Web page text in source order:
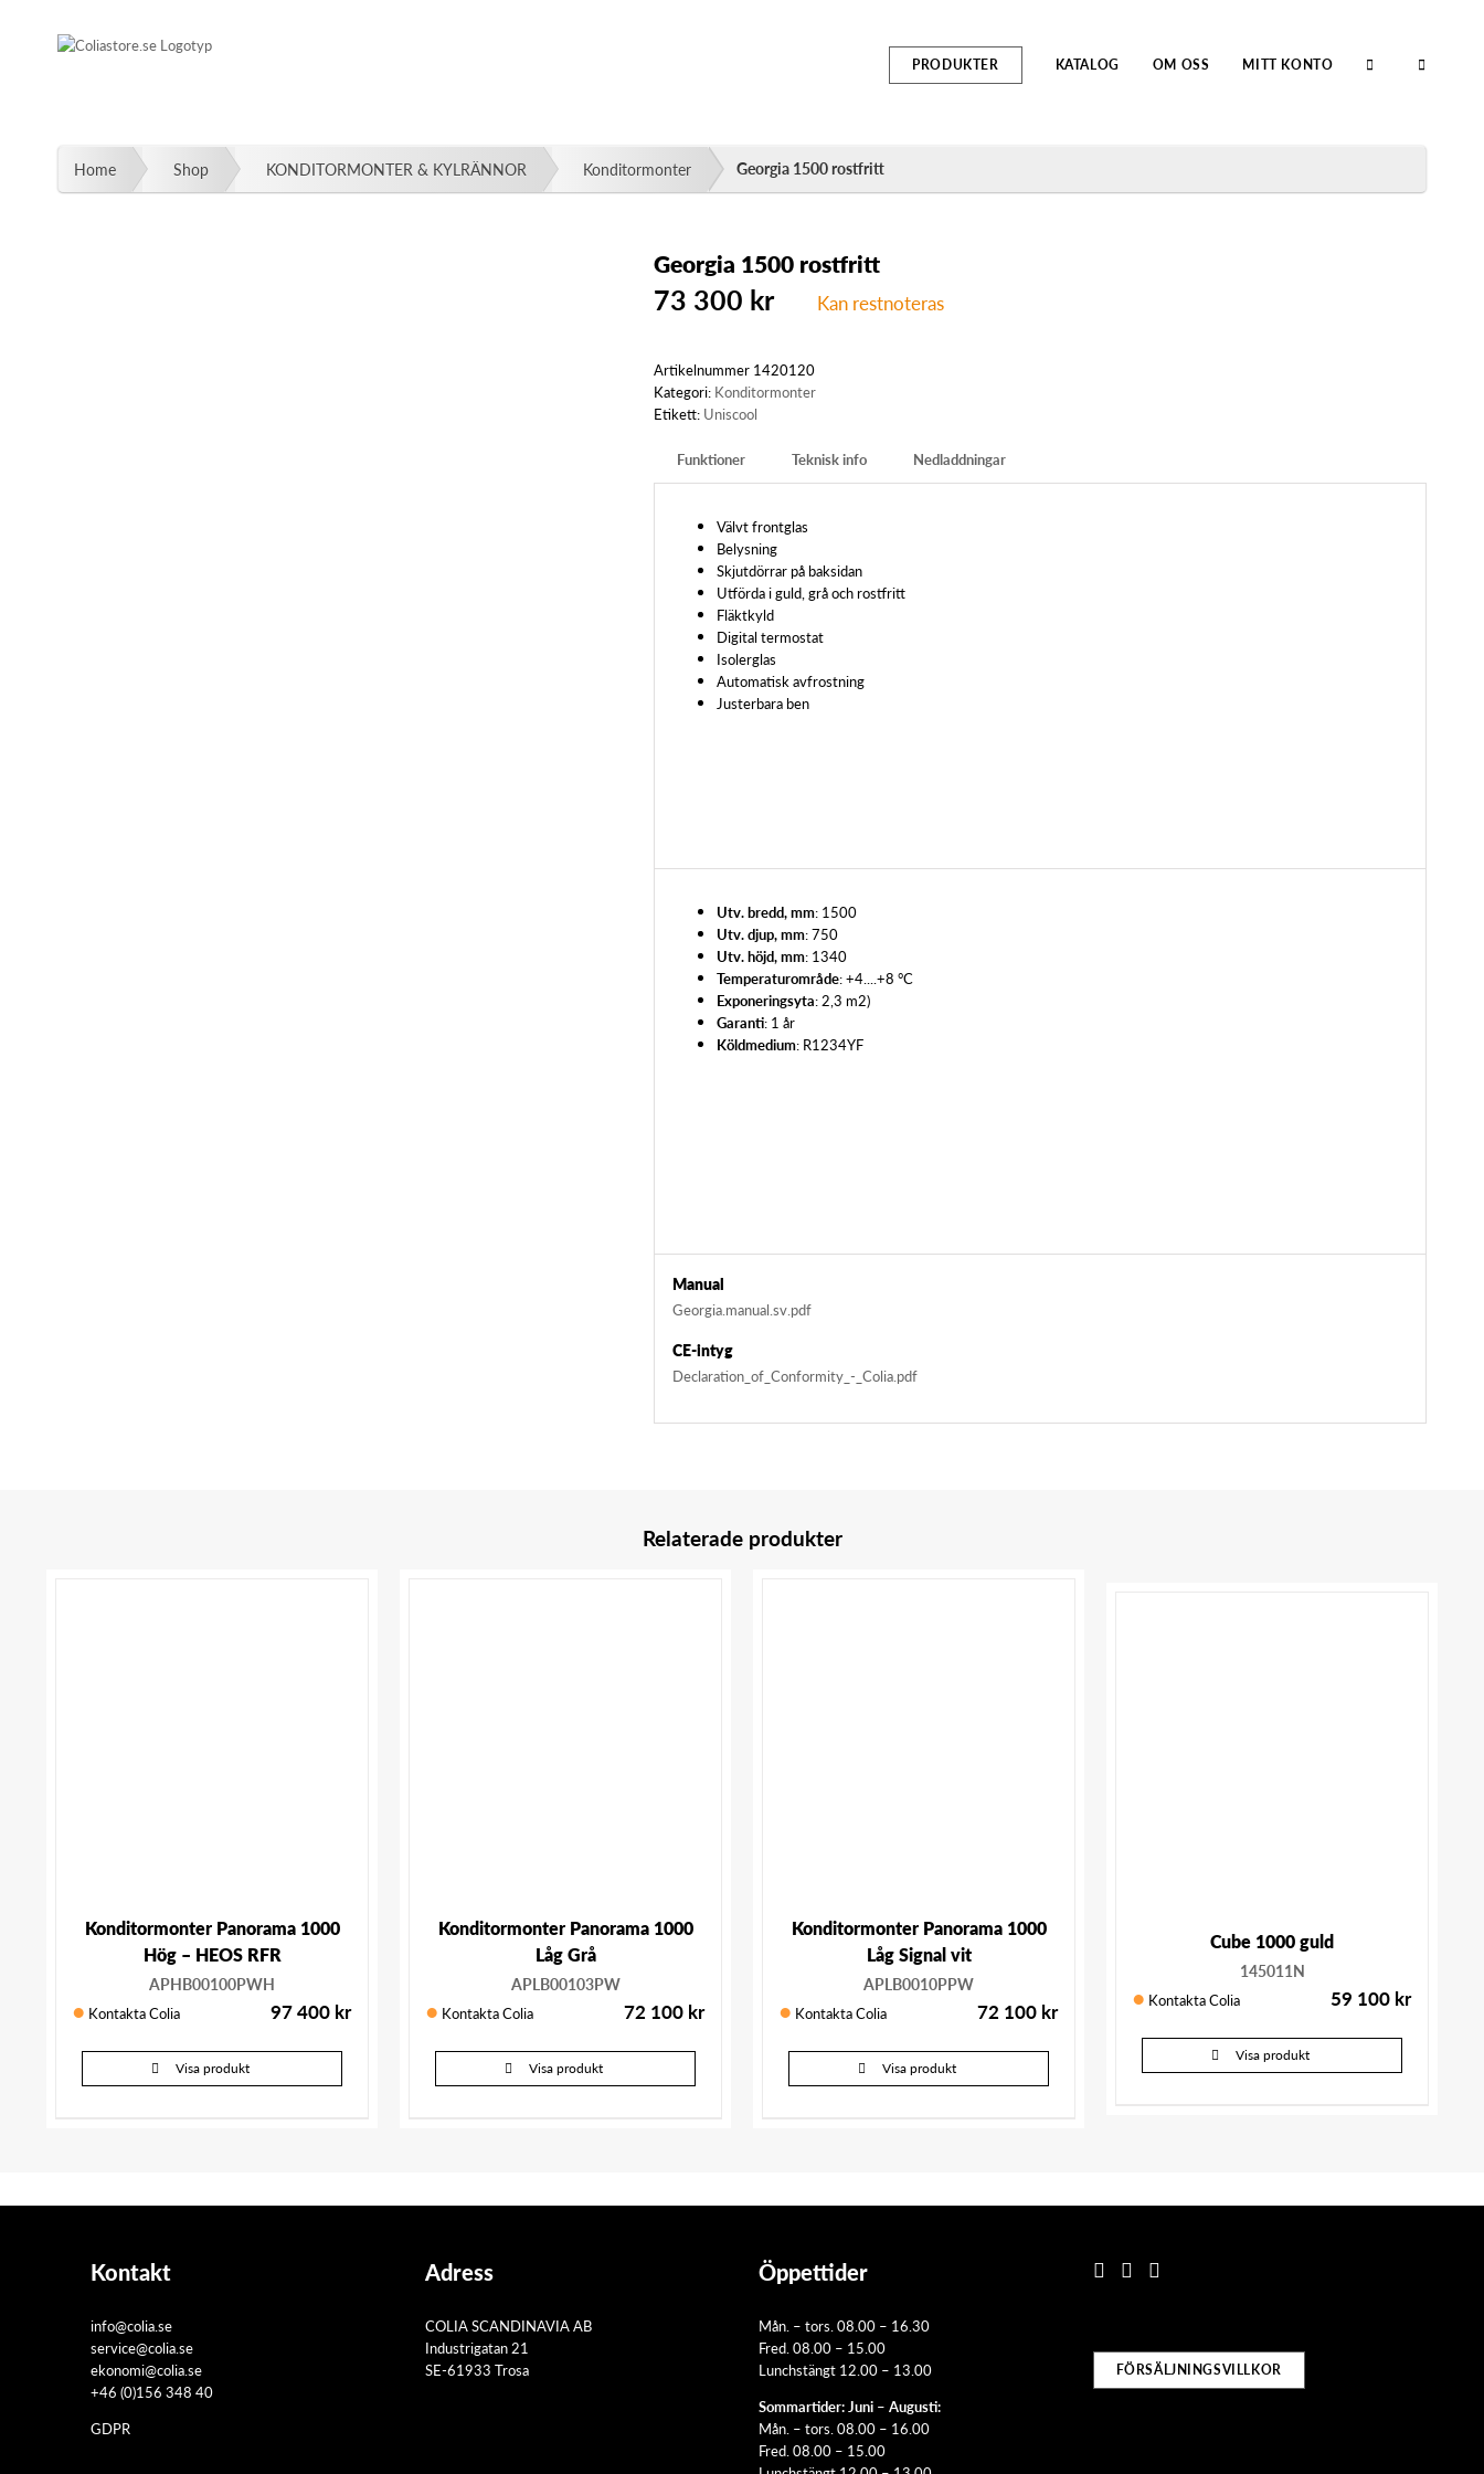
innehållet
PRODUKTER KATALOG OM OSS MITT KONTO
Home Shop KONDITORMONTER & KYLRÄNNOR Konditormonter Georgia 1500 rostfritt
Georgia 1500 rostfritt
73 300 kr Kan restnoteras
Artikelnummer 1420120
Kategori: Konditormonter
Etikett: Uniscool
Funktioner Teknisk info Nedladdningar
Välvt frontglas
Belysning
Skjutdörrar på baksidan
Utförda i guld, grå och rostfritt
Fläktkyld
Digital termostat
Isolerglas
Automatisk avfrostning
Justerbara ben
Utv. bredd, mm: 1500
Utv. djup, mm: 750
Utv. höjd, mm: 1340
Temperaturområde: +4....+8 °C
Exponeringsyta: 2,3 m2)
Garanti: 1 år
Köldmedium: R1234YF
Manual
Georgia.manual.sv.pdf
CE-intyg
Declaration_of_Conformity_-_Colia.pdf
Relaterade produkter
Konditormonter Panorama 1000
Hög – HEOS RFR
APHB00100PWH
Kontakta Colia 97 400 kr
Visa produkt
Konditormonter Panorama 1000
Låg Grå
APLB00103PW
Kontakta Colia 72 100 kr
Visa produkt
Konditormonter Panorama 1000
Låg Signal vit
APLB0010PPW
Kontakta Colia 72 100 kr
Visa produkt
Cube 1000 guld
145011N
Kontakta Colia 59 100 kr
Visa produkt
Kontakt
info@colia.se
service@colia.se
ekonomi@colia.se
+46 (0)156 348 40
GDPR
Adress
COLIA SCANDINAVIA AB
Industrigatan 21
SE-61933 Trosa
Öppettider
Mån. – tors. 08.00 – 16.30
Fred. 08.00 – 15.00
Lunchstängt 12.00 – 13.00
Sommartider: Juni – Augusti:
Mån. – tors. 08.00 – 16.00
Fred. 08.00 – 15.00
FÖRSÄLJNINGSVILLKOR